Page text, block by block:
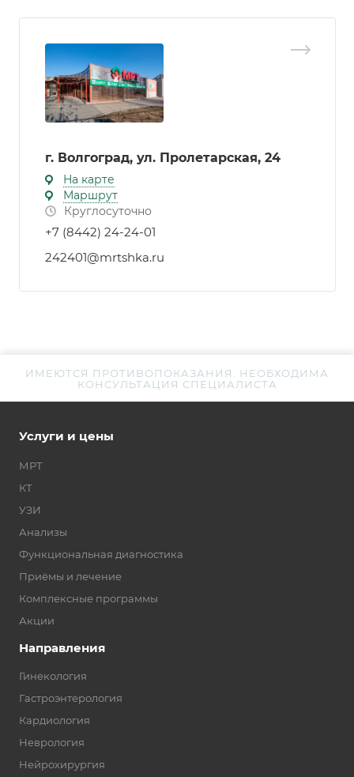
г. Волгоград, ул. Пролетарская, 24
На карте
Маршрут
Круглосуточно
+7 (8442) 24-24-01
242401@mrtshka.ru
ИМЕЮТСЯ ПРОТИВОПОКАЗАНИЯ. НЕОБХОДИМА
КОНСУЛЬТАЦИЯ СПЕЦИАЛИСТА
Услуги и цены
МРТ
КТ
УЗИ
Анализы
Функциональная диагностика
Приёмы и лечение
Комплексные программы
Акции
Направления
Гинекология
Гастроэнтерология
Кардиология
Неврология
Нейрохирургия